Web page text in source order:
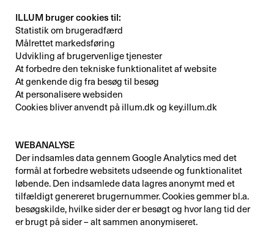
ILLUM bruger cookies til:
Statistik om brugeradfærd
Målrettet markedsføring
Udvikling af brugervenlige tjenester
At forbedre den tekniske funktionalitet af website
At genkende dig fra besøg til besøg
At personalisere websiden
Cookies bliver anvendt på illum.dk og key.illum.dk
WEBANALYSE
Der indsamles data gennem Google Analytics med det
formål at forbedre websitets udseende og funktionalitet
løbende. Den indsamlede data lagres anonymt med et
tilfældigt genereret brugernummer. Cookies gemmer bl.a.
besøgskilde, hvilke sider der er besøgt og hvor lang tid der
er brugt på sider – alt sammen anonymiseret.